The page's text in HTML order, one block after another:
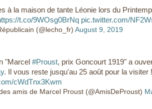
à la maison de tante Léonie lors du
t.co/9WOsg0BrNq pic.twitter.com/
(@lecho_fr) August 9, 2019
"Marcel #Proust, prix Goncourt 1919" a
. Il vous reste jusqu'au 25 août pour la visiter !
cWdTnx3Kwm
amis de Marcel Proust (@AmisDeProust)